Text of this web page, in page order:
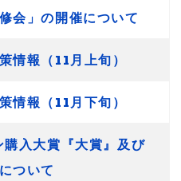
会」の開催について
情報（11月上旬）
情報（11月下旬）
入大賞『大賞』及び
ついて